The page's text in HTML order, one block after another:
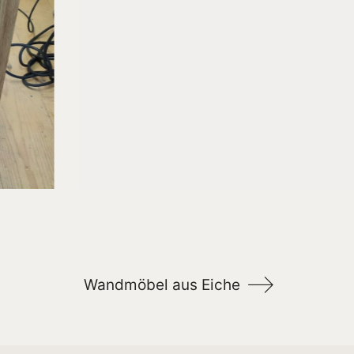
Wandmöbel aus Eiche